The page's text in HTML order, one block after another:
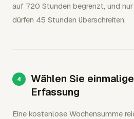
auf 720 Stunden begrenzt, und
dürfen 45 Stunden überschreiten.
Wählen Sie
Erfassung
Eine kostenlose Wochensumme